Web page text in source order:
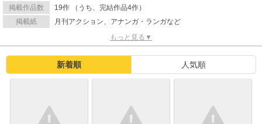
掲載作品数
19作 （うち、完結作品4作）
掲載紙
月刊アクション、アナンガ・ランガなど
もっと見る▼
新着順 人気順